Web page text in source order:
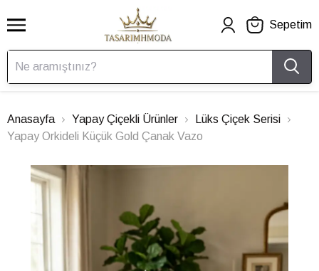
Sepetim
Anasayfa Yapay Çiçekli Ürünler
Lüks Çiçek Serisi
Yapay Orkideli Küçük Gold Çanak Vazo